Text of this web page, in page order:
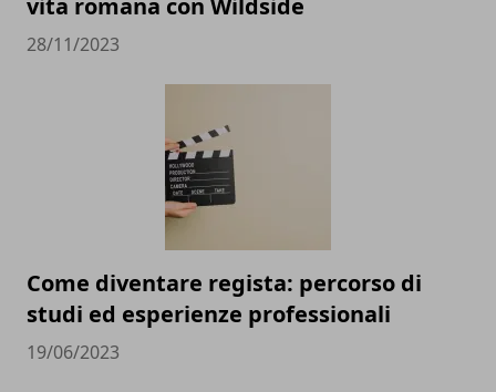
28/11/2023
Come diventare regista: percorso di
studi ed esperienze professionali
19/06/2023